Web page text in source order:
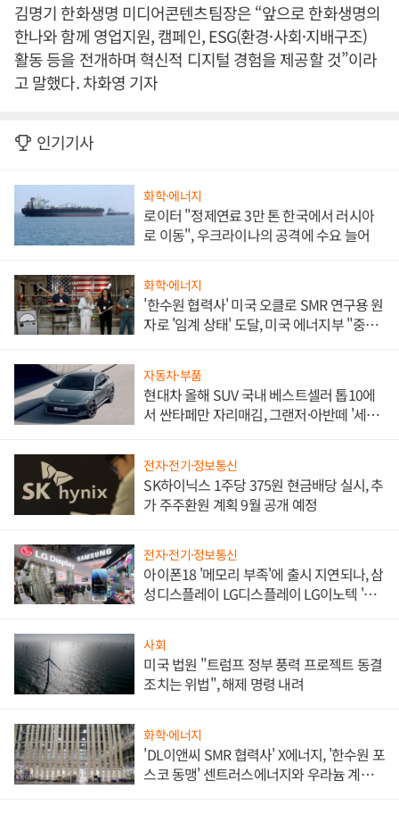
김명기 한화생명 미디어콘텐츠팀장은 “앞으로 한화생명의
한나와 함께 영업지원, 캠페인, ESG(환경·사회·지배구조)
활동 등을 전개하며 혁신적 디지털 경험을 제공할 것”이라
고 말했다. 차화영 기자
인기기사
화학·에너지
로이터 "정제연료 3만 톤 한국에서 러시아
로 이동", 우크라이나의 공격에 수요 늘어
화학·에너지
'한수원 협력사' 미국 오클로 SMR 연구용 원
자로 '임계 상태' 도달, 미국 에너지부 "중요
자동차·부품
현대차 올해 SUV 국내 베스트셀러 톱10에
서 싼타페만 자리매김, 그랜저·아반떼 '세단
전자·전기·정보통신
SK하이닉스 1주당 375원 현금배당 실시, 추
가 주주환원 계획 9월 공개 예정
전자·전기·정보통신
아이폰18 '메모리 부족'에 출시 지연되나, 삼
성디스플레이 LG디스플레이 LG이노텍 '탈
사회
미국 법원 "트럼프 정부 풍력 프로젝트 동결
조치는 위법", 해제 명령 내려
화학·에너지
'DL이앤씨 SMR 협력사' X에너지, '한수원 포
스코 동맹' 센트러스에너지와 우라늄 계약